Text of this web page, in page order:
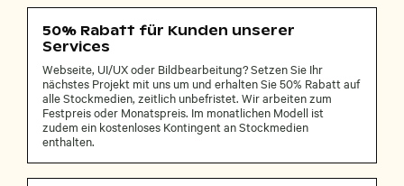
50% Rabatt für Kunden unserer
Services
Webseite, UI/UX oder Bildbearbeitung? Setzen Sie Ihr
nächstes Projekt mit uns um und erhalten Sie 50% Rabatt auf
alle Stockmedien, zeitlich unbefristet. Wir arbeiten zum
Festpreis oder Monatspreis. Im monatlichen Modell ist
zudem ein kostenloses Kontingent an Stockmedien
enthalten.